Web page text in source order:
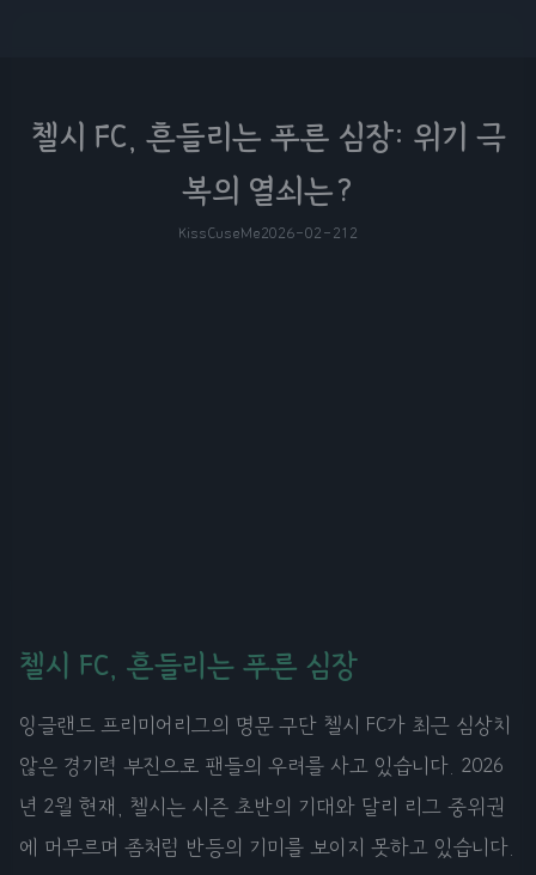
첼시 FC, 흔들리는 푸른 심장: 위기 극
복의 열쇠는?
KissCuseMe2026-02-21 2
첼시 FC, 흔들리는 푸른 심장
잉글랜드 프리미어리그의 명문 구단 첼시 FC가 최근 심상치
않은 경기력 부진으로 팬들의 우려를 사고 있습니다. 2026
년 2월 현재, 첼시는 시즌 초반의 기대와 달리 리그 중위권
에 머무르며 좀처럼 반등의 기미를 보이지 못하고 있습니다.